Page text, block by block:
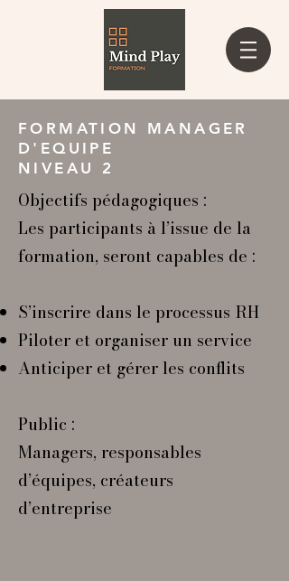
FORMATION MANAGER
D'EQUIPE
NIVEAU 2
Objectifs pédagogiques :
Les participants à l’issue de la
formation, seront capables de :
S’inscrire dans le processus RH
Piloter et organiser un service
Anticiper et gérer les conflits
Public :
Managers, responsables
d’équipes, créateurs
d’entreprise